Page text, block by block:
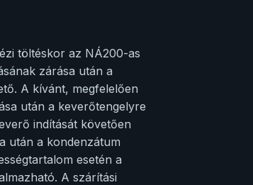
töltéskor az NÁ200-as
zárása után a
A kívánt, megfelelően
után a keverőtengelyre
indítását követően
után a kondenzátum
esetén a
A szárítási